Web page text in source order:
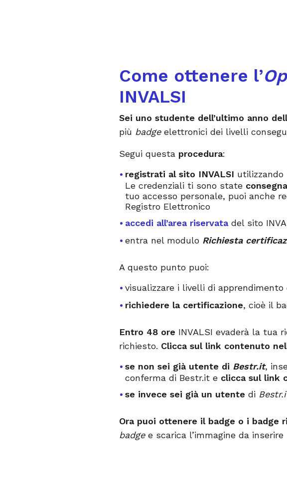
Come ottenere l’
INVALSI
Sei uno studente dell’ultimo anno
più badgeelettronici dei livelli
Segui questa procedura:
registrati al sito INVALSI utilizzando
Le credenziali ti sono state
tuo accesso personale, puoi anche
Registro Elettronico
accedi all’area riservatadel sito
entra nel modulo Richiesta
A questo punto puoi:
visualizzare i livelli di
richiedere la certificazione, cioè il
Entro 48 ore INVALSI evaderà la tua
richiesto. Clicca sul link contenuto
se non sei già utente di Bestr.it,
conferma di Bestr.it e clicca sul link
se invece sei già un utente di
Ora puoi ottenere il badge o i badge
badgee scarica l’immagine da